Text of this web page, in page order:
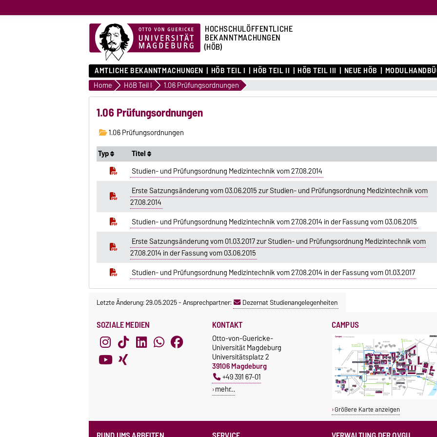
HOCHSCHULÖFFENTLICHE
BEKANNTMACHUNGEN
(HÖB)
AMTLICHE BEKANNTMACHUNGEN HÖB TEIL I HÖB TEIL II HÖB TEIL III NEUE HÖB
Home HöB Teil I 1.06 Prüfungsordnungen
1.06 Prüfungsordnungen
1.06 Prüfungsordnungen
Typ
Titel
Studien- und Prüfungsordnung Medizintechnik vom 27.08.2014
Erste Satzungsänderung vom 03.06.2015 zur Studien- und Prüfungsordnung Medizintechnik vom
27.08.2014
Studien- und Prüfungsordnung Medizintechnik vom 27.08.2014 in der Fassung vom 03.06.2015
Erste Satzungsänderung vom 01.03.2017 zur Studien- und Prüfungsordnung Medizintechnik vom
27.08.2014 in der Fassung vom 03.06.2015
Studien- und Prüfungsordnung Medizintechnik vom 27.08.2014 in der Fassung vom 01.03.2017
Letzte Änderung: 29.05.2025-Ansprechpartner: Dezernat Studienangelegenheiten
SOZIALE MEDIEN KONTAKT
Otto-von-Guericke-
Universität Magdeburg
Universitätsplatz 2
39106 Magdeburg
+49 391 67-01
mehr…
CAMPUS
Größere Karte anzeigen